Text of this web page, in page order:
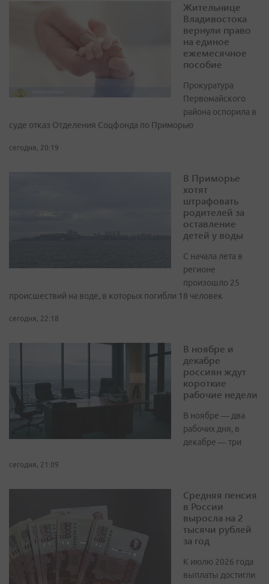
Жительнице
Владивостока
вернули право
на единое
ежемесячное
пособие
Прокуратура
Первомайского
района оспорила в
суде отказ Отделения Соцфонда по Приморью
сегодня, 20:19
В Приморье
хотят
штрафовать
родителей за
оставление
детей у воды
С начала лета в
регионе
произошло 25
происшествий на воде, в которых погибли 18 человек
сегодня, 22:18
В ноябре и
декабре
россиян ждут
короткие
рабочие недели
В ноябре — два
рабочих дня, в
декабре — три
сегодня, 21:09
Средняя пенсия
в России
выросла на 2
тысячи рублей
за год
К июлю 2026 года
выплаты достигли